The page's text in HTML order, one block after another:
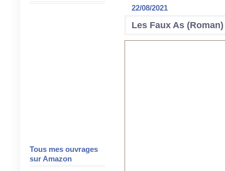
Tous mes ouvrages
sur Amazon
22/08/2021
Les Faux As (Roman)